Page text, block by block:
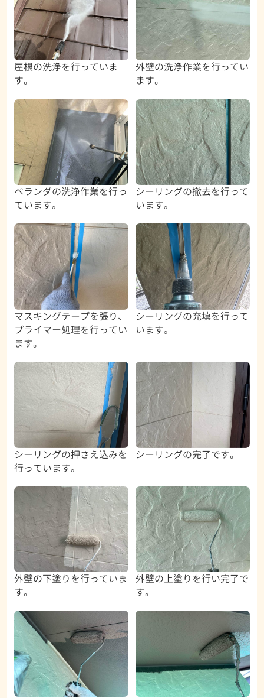
屋根の洗浄を行っていま
す。
外壁の洗浄作業を行ってい
ます。
ベランダの洗浄作業を行っ
ています。
シーリングの撤去を行って
います。
マスキングテープを張り、
プライマー処理を行ってい
ます。
シーリングの充填を行って
います。
シーリングの押さえ込みを
行っています。
シーリングの完了です。
外壁の下塗りを行っていま
す。
外壁の上塗りを行い完了で
す。